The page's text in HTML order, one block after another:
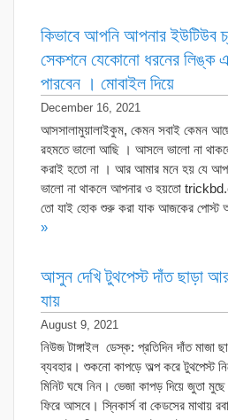
কিভাবে আপনি আপনার ইউটিউব
সেকশনে যেকোনো ধরনের লিঙ্ক
পারবেন । মোবাইল দিয়ে
December 16, 2021
আসসালামুয়ালাইকুম, কেমন সবাই কেমন
রহমতে ভালো আছি । আসলে ভালো না
করাই হতো না । আর আমার মনে হয় যে
ভালো না থাকলে আপনার ও হয়তো
তো যাই হোক শুরু করা যাক আজকের
»
আসুন দেখি টুথপেস্ট দাঁত ছাড়া
যায়
August 9, 2021
নিউজ টাঙ্গাইল ডেস্ক: প্রতিদিন দাঁত মাজা
ব্যবহার। শুকনো কাপড়ে অল্প করে টুথপেস্ট
মিনিট ঘষে নিন। ভেজা কাপড় দিয়ে জুতা
ফিরে আসবে। স্নিকার্স বা কেডসের মাথায়